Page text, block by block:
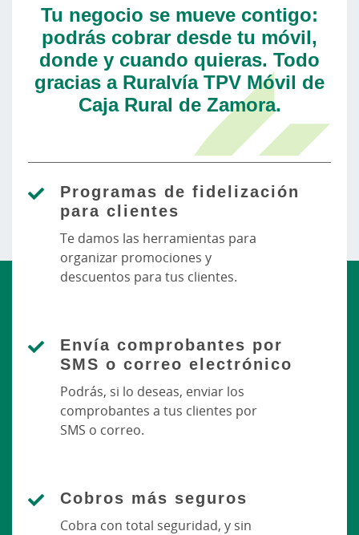
Tu negocio se mueve contigo:
podrás cobrar desde tu móvil,
donde y cuando quieras. Todo
gracias a Ruralvía TPV Móvil de
Caja Rural de Zamora.
Programas de fidelización
para clientes
Te damos las herramientas para
organizar promociones y
descuentos para tus clientes.
Envía comprobantes por
SMS o correo electrónico
Podrás, si lo deseas, enviar los
comprobantes a tus clientes por
SMS o correo.
Cobros más seguros
Cobra con total seguridad, y sin